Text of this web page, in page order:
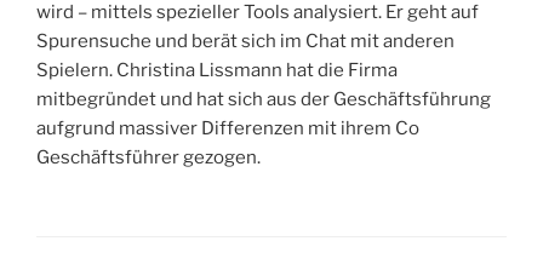
wird – mittels spezieller Tools analysiert. Er geht auf
Spurensuche und berät sich im Chat mit anderen
Spielern. Christina Lissmann hat die Firma
mitbegründet und hat sich aus der Geschäftsführung
aufgrund massiver Differenzen mit ihrem Co
Geschäftsführer gezogen.